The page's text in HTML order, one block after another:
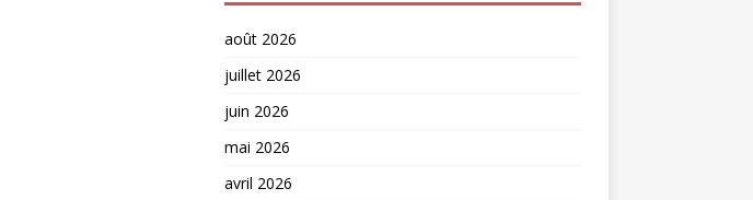
août 2026
juillet 2026
juin 2026
mai 2026
avril 2026